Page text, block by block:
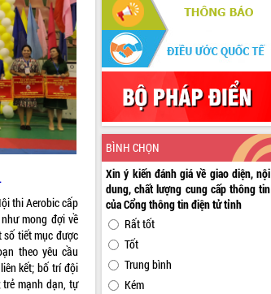
thi Aerobic cấp
mong đợi về
tiết mục được
theo yêu cầu
kết; bố trí đội
mạnh dạn, tự
BÌNH CHỌN
Xin ý kiến đánh giá về giao diện, nội
dung, chất lượng cung cấp thông tin
của Cổng thông tin điện tử tỉnh
Rất tốt
Tốt
Trung bình
Kém